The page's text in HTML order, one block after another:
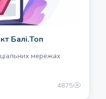
Балі.Топ
мережах
4875